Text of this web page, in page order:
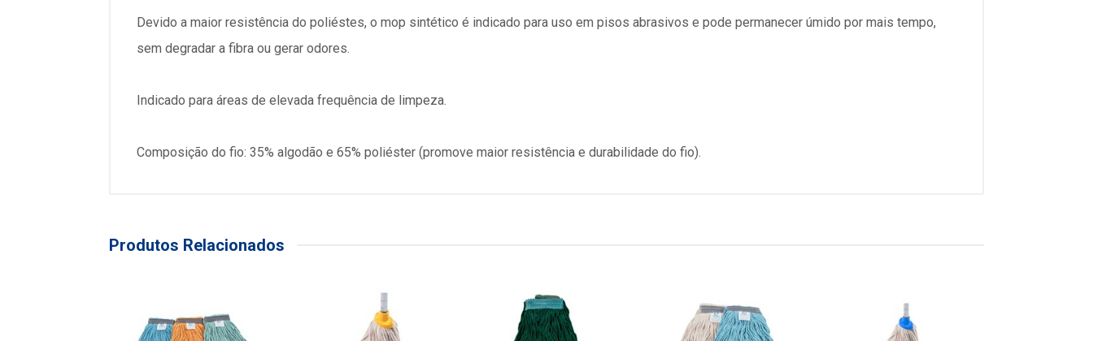
Devido a maior resistência do poliéstes, o mop sintético é indicado para uso em pisos abrasivos e pode permanecer úmido por mais tempo,
sem degradar a fibra ou gerar odores.
Indicado para áreas de elevada frequência de limpeza.
Composição do fio: 35% algodão e 65% poliéster (promove maior resistência e durabilidade do fio).
Produtos Relacionados